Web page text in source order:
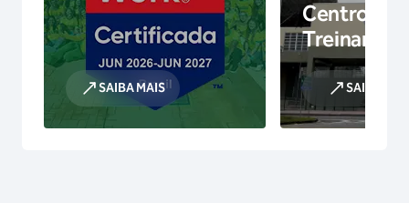
SAIBA MAIS
Centro de
SAIBA